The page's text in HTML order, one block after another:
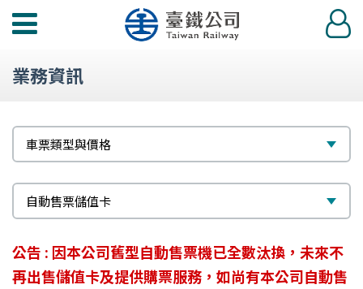
功
選
登
入
業務資訊
題
車票類型與價格
標
題
自動售票儲值卡
公告 : 因本公司舊型自動售票機已全數汰換，未來不
再出售儲值卡及提供購票服務，如尚有本公司自動售